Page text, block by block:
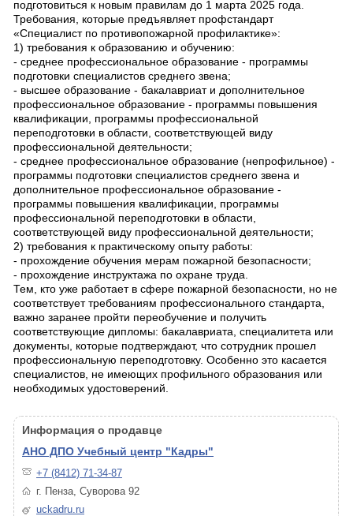
подготовиться к новым правилам до 1 марта 2025 года.
Требования, которые предъявляет профстандарт
«Специалист по противопожарной профилактике»:
1) требования к образованию и обучению:
- среднее профессиональное образование - программы
подготовки специалистов среднего звена;
- высшее образование - бакалавриат и дополнительное
профессиональное образование - программы повышения
квалификации, программы профессиональной
переподготовки в области, соответствующей виду
профессиональной деятельности;
- среднее профессиональное образование (непрофильное) -
программы подготовки специалистов среднего звена и
дополнительное профессиональное образование -
программы повышения квалификации, программы
профессиональной переподготовки в области,
соответствующей виду профессиональной деятельности;
2) требования к практическому опыту работы:
- прохождение обучения мерам пожарной безопасности;
- прохождение инструктажа по охране труда.
Тем, кто уже работает в сфере пожарной безопасности, но не
соответствует требованиям профессионального стандарта,
важно заранее пройти переобучение и получить
соответствующие дипломы: бакалавриата, специалитета или
документы, которые подтверждают, что сотрудник прошел
профессиональную переподготовку. Особенно это касается
специалистов, не имеющих профильного образования или
необходимых удостоверений.
Информация о продавце
АНО ДПО Учебный центр "Кадры"
+7 (8412) 71-34-87
г. Пенза, Суворова 92
uckadru.ru